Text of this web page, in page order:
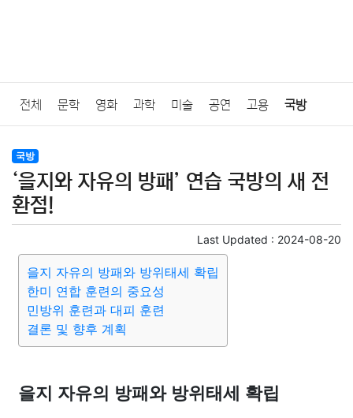
전체 문학 영화 과학 미술 공연 고용 국방
법률
질병 가요 방송 일상 주식 암호화폐 블록체인
미용 증권 인테리어
요리 상품리뷰 원예 금융 게임
대출 자동차 취미
국방
‘을지와 자유의 방패’ 연습 국방의 새 전
환점!
Last Updated : 2024-08-20
을지 자유의 방패와 방위태세 확립
한미 연합 훈련의 중요성
민방위 훈련과 대피 훈련
결론 및 향후 계획
을지 자유의 방패와 방위태세 확립